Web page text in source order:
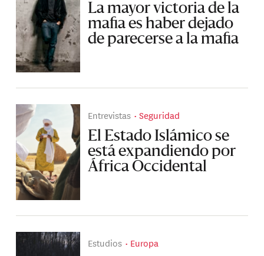
La mayor victoria de la
mafia es haber dejado
de parecerse a la mafia
Entrevistas Seguridad
El Estado Islámico se
está expandiendo por
África Occidental
Estudios Europa